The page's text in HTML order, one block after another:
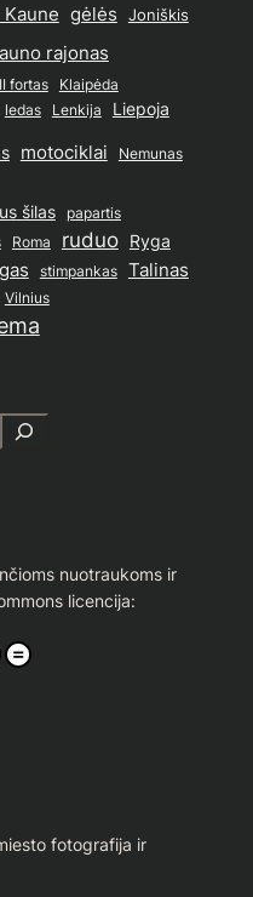
gėlės Joniškis
rajonas
fortas Klaipėda
ledas Lenkija Liepoja
motociklai Nemunas
šilas papartis
Roma ruduo Ryga
stimpankas Talinas
Vilnius
nuotraukoms ir
licencija:
fotografija ir